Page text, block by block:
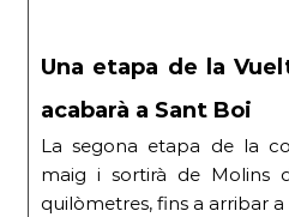
Una etapa de la
acabarà a Sant Boi
La segona etapa de la
maig i sortirà de Molins
quilòmetres, fins a arribar